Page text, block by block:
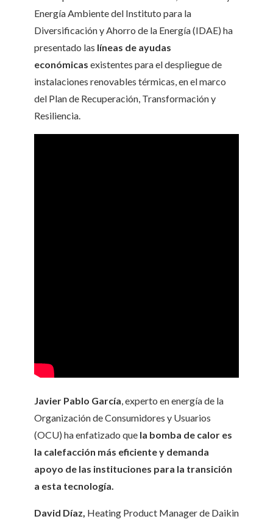
Energía Ambiente del Instituto para la
Diversificación y Ahorro de la Energía (IDAE) ha
presentado las líneas de ayudas
económicas existentes para el despliegue de
instalaciones renovables térmicas, en el marco
del Plan de Recuperación, Transformación y
Resiliencia.
Javier Pablo García, experto en energía de la
Organización de Consumidores y Usuarios
(OCU) ha enfatizado que la bomba de calor es
la calefacción más eficiente y demanda
apoyo de las instituciones para la transición
a esta tecnología.
David Díaz, Heating Product Manager de Daikin